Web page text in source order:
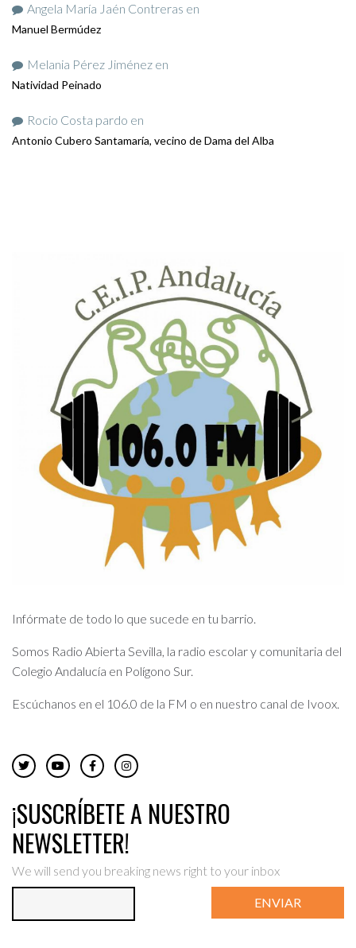
Angela María Jaén Contreras en
Manuel Bermúdez
Melania Pérez Jiménez en
Natividad Peinado
Rocio Costa pardo en
Antonio Cubero Santamaría, vecino de Dama del Alba
Infórmate de todo lo que sucede en tu barrio.
Somos Radio Abierta Sevilla, la radio escolar y comunitaria del
Colegio Andalucía en Polígono Sur.
Escúchanos en el 106.0 de la FM o en nuestro canal de Ivoox.
¡SUSCRÍBETE A NUESTRO
NEWSLETTER!
We will send you breaking news right to your inbox
ENVIAR